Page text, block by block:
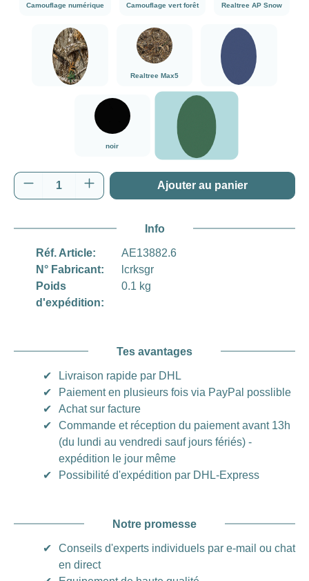
Camouflage numérique Camouflage vert forêt Realtree AP Snow
###Realtree Edge###LensCoat
Realtree Max5
###Realtree Max5###LensCoat
Bleu marine
Bleu marine
noir
vert
vert
Quantité de produit : Entrez la quantité
Ajouter au panier
Info
Réf. Article:
AE13882.6
N° Fabricant:
lcrksgr
Poids
d'expédition:
0.1 kg
Tes avantages
✔
Livraison rapide par DHL
✔
Paiement en plusieurs fois via PayPal posslible
✔
Achat sur facture
✔
Commande et réception du paiement avant 13h
(du lundi au vendredi sauf jours fériés) -
expédition le jour même
✔
Possibilité d'expédition par DHL-Express
Notre promesse
✔
Conseils d'experts individuels par e-mail ou chat
en direct